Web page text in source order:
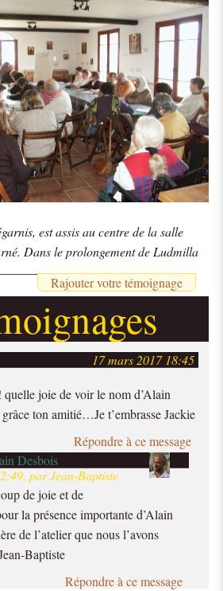
est assis au centre de la salle
Dans le prolongement de Ludmilla
Rajouter votre témoignage
17 mars 2017 18:45
joie de voir le nom d’Alain
ton amitié…Je t’embrasse Jackie
Répondre à ce message
Desbois
par Jean-Baptiste
de joie et de
la présence importante d’Alain
de l’atelier que nous l’avons
Baptiste
Répondre à ce message